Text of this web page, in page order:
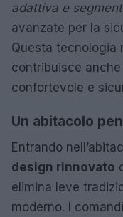
adattiva e
avanzate per la
Questa tecnologia
contribuisce anche
confortevole e
Un abitacolo
Entrando
design rinnovato
elimina leve
moderno. I